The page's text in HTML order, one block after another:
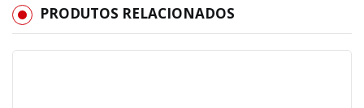
PRODUTOS RELACIONADOS